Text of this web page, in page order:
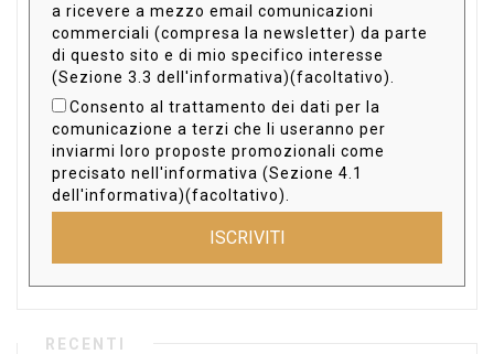
a ricevere a mezzo email comunicazioni
commerciali (compresa la newsletter) da parte
di questo sito e di mio specifico interesse
(Sezione 3.3 dell'informativa)(facoltativo).
Consento al trattamento dei dati per la
comunicazione a terzi che li useranno per
inviarmi loro proposte promozionali come
precisato nell'informativa (Sezione 4.1
dell'informativa)(facoltativo).
ISCRIVITI
RECENTI